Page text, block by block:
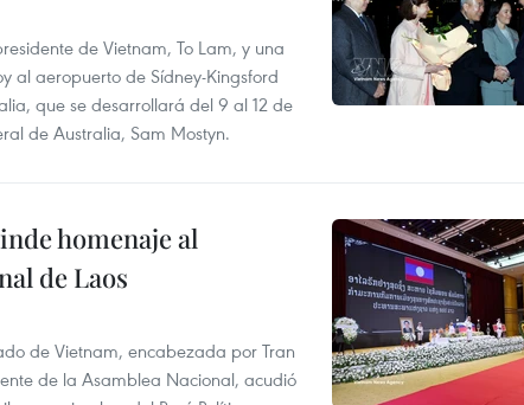
de Vietnam, To Lam, y una
al aeropuerto de Sídney-Kingsford
que se desarrollará del 9 al 12 de
de Australia, Sam Mostyn.
homenaje al
de Laos
de Vietnam, encabezada por Tran
de la Asamblea Nacional, acudió